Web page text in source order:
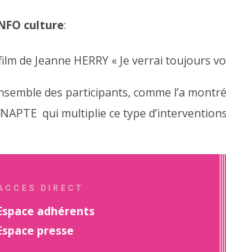
culture:
de Jeanne HERRY « Je verrai toujours
des participants, comme l’a
qui multiplie ce type
DIRECT
adhérents
presse